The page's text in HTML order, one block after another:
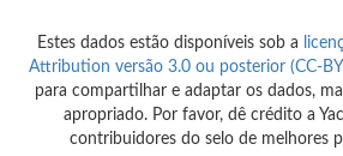
Estes dados estão disponíveis sob a
Attribution versão 3.0 ou posterior (CC-
para compartilhar e adaptar os dados,
apropriado. Por favor, dê crédito a
contribuidores do selo de melhores